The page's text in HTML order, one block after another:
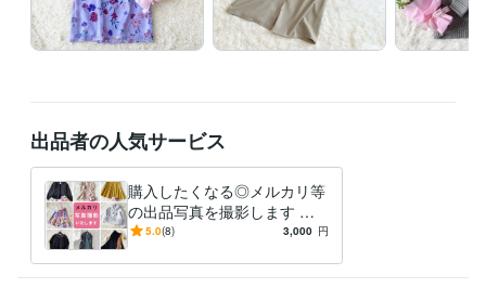
出品者の人気サービス
購入したくなる◎メルカリ等
の出品写真を撮影します 忙
しく時間が取れない方のため
5.0(8) 3,000 円